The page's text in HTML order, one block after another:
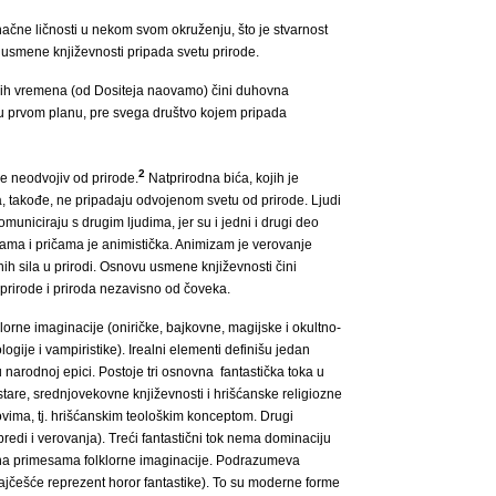
ličnosti u nekom svom okruženju, što je stvarnost
književnosti pripada svetu prirode.
vremena (od Dositeja naovamo) čini duhovna
prvom planu, pre svega društvo kojem pripada
neodvojiv od prirode.2 Natprirodna bića, kojih je
takođe, ne pripadaju odvojenom svetu od prirode. Ljudi
s drugim ljudima, jer su i jedni i drugi deo
i pričama je animistička. Animizam je verovanje
sila u prirodi. Osnovu usmene književnosti čini
i priroda nezavisno od čoveka.
imaginacije (oniričke, bajkovne, magijske i okultno-
i vampiristike). Irealni elementi definišu jedan
epici. Postoje tri osnovna fantastička toka u
srednjovekovne književnosti i hrišćanske religiozne
tj. hrišćanskim teološkim konceptom. Drugi
i verovanja). Treći fantastični tok nema dominaciju
primesama folklorne imaginacije. Podrazumeva
reprezent horor fantastike). To su moderne forme